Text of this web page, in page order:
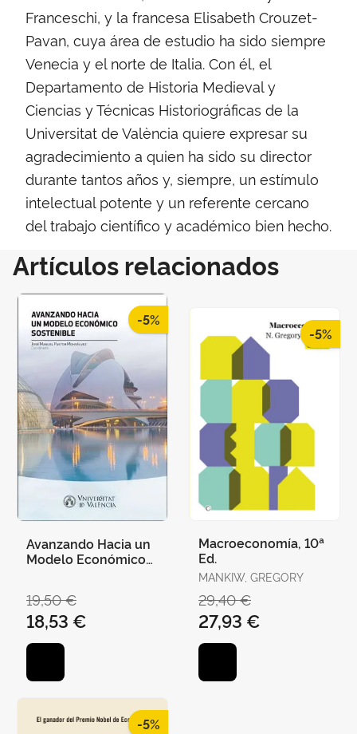
Franceschi, y la francesa Elisabeth Crouzet-
Pavan, cuya área de estudio ha sido siempre
Venecia y el norte de Italia. Con él, el
Departamento de Historia Medieval y
Ciencias y Técnicas Historiográficas de la
Universitat de València quiere expresar su
agradecimiento a quien ha sido su director
durante tantos años y, siempre, un estímulo
intelectual potente y un referente cercano
del trabajo científico y académico bien hecho.
Artículos relacionados
-5%
Avanzando Hacia un
Modelo Económico
19,50 €
18,53 €
-5%
Macroeconomía, 10ª
Ed.
MANKIW, GREGORY
29,40 €
27,93 €
-5%